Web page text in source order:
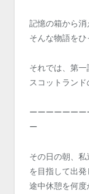
記憶の箱から消
そんな物語をひ
それでは、第一
スコットランド
ーーーーーー
ー
その日の朝、
を目指して出発
途中休憩を何